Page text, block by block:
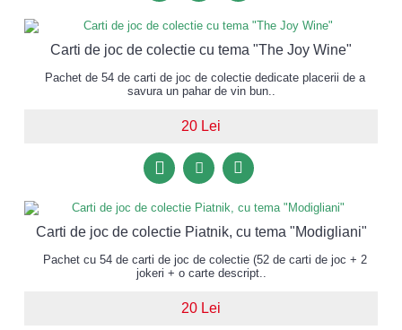
Carti de joc de colectie cu tema "The Joy Wine"
Pachet de 54 de carti de joc de colectie dedicate placerii de a
savura un pahar de vin bun..
20 Lei
Carti de joc de colectie Piatnik, cu tema "Modigliani"
Pachet cu 54 de carti de joc de colectie (52 de carti de joc + 2
jokeri + o carte descript..
20 Lei